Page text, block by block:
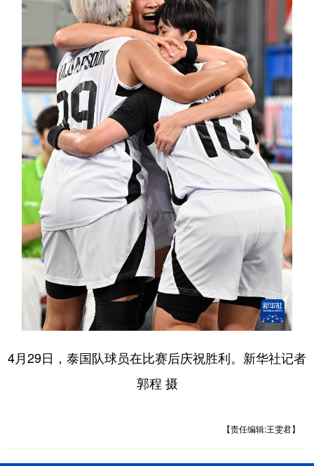
4月29日，泰国队球员在比赛后庆祝胜利。新华社记者
郭程 摄
【责任编辑:王雯君】